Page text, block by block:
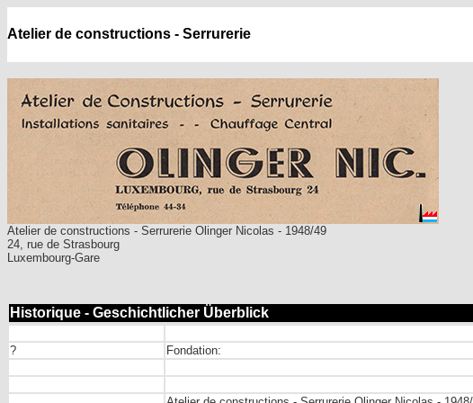
Atelier de constructions - Serrurerie
Atelier de constructions - Serrurerie Olinger Nicolas - 1948/49
24, rue de Strasbourg
Luxembourg-Gare
Historique - Geschichtlicher Überblick
? Fondation: